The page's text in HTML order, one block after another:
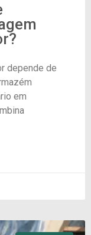
depende de
em